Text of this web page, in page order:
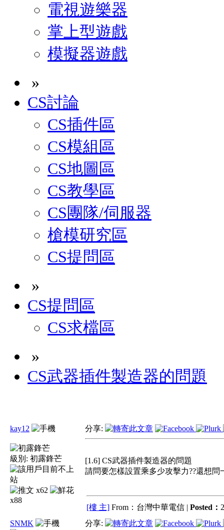
電視遊樂器
掌上型遊戲
模擬器遊戲
»
CS討論
CS插件區
CS模組區
CS地圖區
CS教學區
CS團隊/伺服器
槍模研究區
CS提問區
»
CS提問區
CS求檔區
»
CS武器插件製造器的問題
kay12
級別: 初露鋒芒
x62
x88
分享:
[1.6] CS武器插件製造器的問題
請問要怎樣設置乘多少攻擊力??還想
[樓 主] From：台灣中華電信 | Posted：
SNMK
分享: